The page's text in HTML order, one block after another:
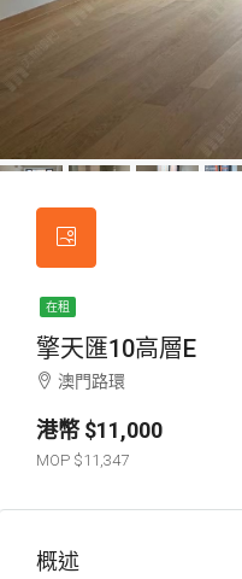
在租
擎天匯10高層E
澳門路環
$11,000
$11,347
概述